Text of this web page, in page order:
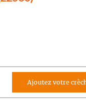
Ajoutez votre